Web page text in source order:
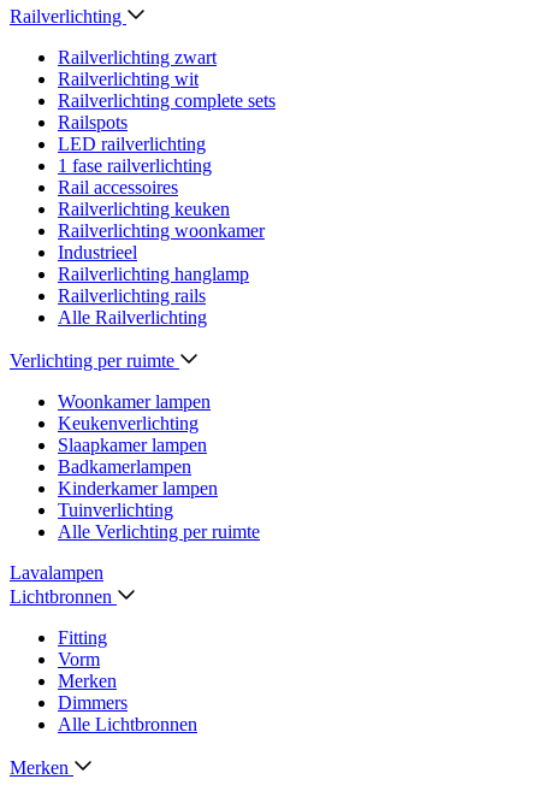
Railverlichting
Railverlichting zwart
Railverlichting wit
Railverlichting complete sets
Railspots
LED railverlichting
1 fase railverlichting
Rail accessoires
Railverlichting keuken
Railverlichting woonkamer
Industrieel
Railverlichting hanglamp
Railverlichting rails
Alle Railverlichting
Verlichting per ruimte
Woonkamer lampen
Keukenverlichting
Slaapkamer lampen
Badkamerlampen
Kinderkamer lampen
Tuinverlichting
Alle Verlichting per ruimte
Lavalampen
Lichtbronnen
Fitting
Vorm
Merken
Dimmers
Alle Lichtbronnen
Merken